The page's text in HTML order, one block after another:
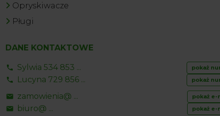
Opryskiwacze
Pługi
DANE KONTAKTOWE
Sylwia 534 853 ... pokaż
Lucyna 729 856 ... pokaż
zamowienia@ ... pokaż e-
biuro@ ... pokaż e-